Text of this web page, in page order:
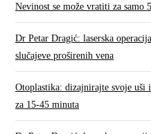
Nevinost se može vratiti za samo
Dr Petar Dragić: laserska
slučajeve proširenih vena
Otoplastika: dizajnirajte svoje
za 15-45 minuta